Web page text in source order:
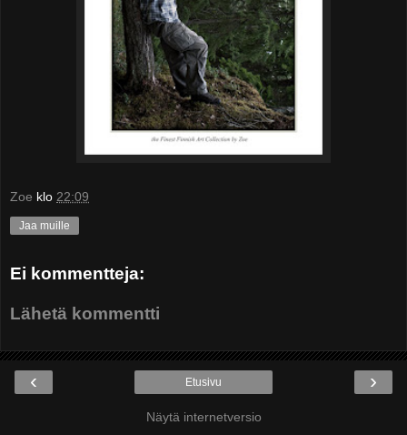
Zoe klo 22:09
Jaa muille
Ei kommentteja:
Lähetä kommentti
‹ ›
Etusivu
Näytä internetversio